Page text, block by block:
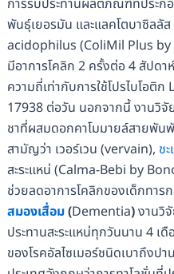
การรับประทานผลิตภัณฑ์ที่ประก
พันธุ์เยอรมัน และแลคโตบาซิลลั
acidophilus (ColiMil Plus by
มีอาการโคลิก 2 ครั้งต่อ 4 สัปดาห์
ความถี่เท่ากับการใช้โปรไบโอ
17938 ต่อวัน นอกจากนี้ งานวิ
ชาที่ผสมดอกคาโมมายล์สายพัน
สามัญว่า เวอร์เวน (vervain), ช
สะระแหน่ (Calma-Bebi by
ช่วยลดอาการโคลิกของเด็กทาร
สมองเสื่อม(Dementia)งานวิ
ประทานสะระแหน่ทุกวันนาน 4 เ
ของโรคอัลไซเมอร์ชนิดเบาถึงป